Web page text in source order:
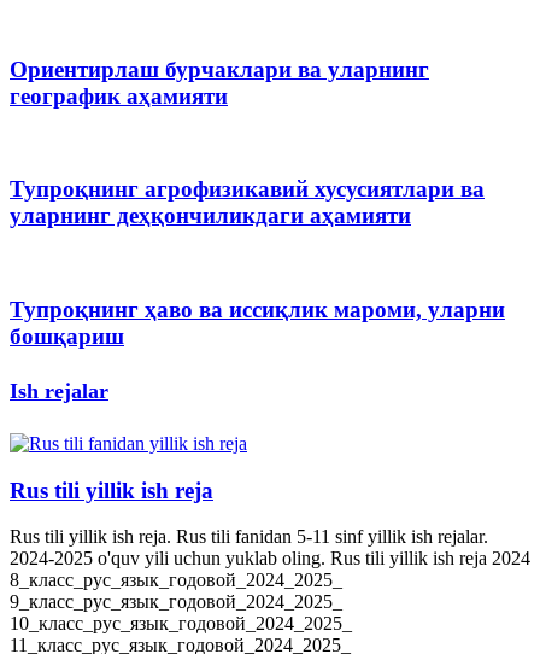
Ориентирлаш бурчаклари ва уларнинг
географик аҳамияти
Тупроқнинг агрофизикавий хусусиятлари ва
уларнинг деҳқончиликдаги аҳамияти
Тупроқнинг ҳаво ва иссиқлик мароми, уларни
бошқариш
Ish rejalar
Rus tili yillik ish reja
Rus tili yillik ish reja. Rus tili fanidan 5-11 sinf yillik ish rejalar.
2024-2025 o'quv yili uchun yuklab oling. Rus tili yillik ish reja 2024
8_класс_рус_язык_годовой_2024_2025_
9_класс_рус_язык_годовой_2024_2025_
10_класс_рус_язык_годовой_2024_2025_
11_класс_рус_язык_годовой_2024_2025_